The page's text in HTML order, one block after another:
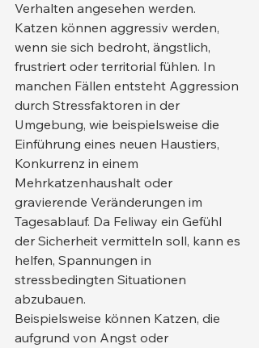
Verhalten angesehen werden.
Katzen können aggressiv werden,
wenn sie sich bedroht, ängstlich,
frustriert oder territorial fühlen. In
manchen Fällen entsteht Aggression
durch Stressfaktoren in der
Umgebung, wie beispielsweise die
Einführung eines neuen Haustiers,
Konkurrenz in einem
Mehrkatzenhaushalt oder
gravierende Veränderungen im
Tagesablauf. Da Feliway ein Gefühl
der Sicherheit vermitteln soll, kann es
helfen, Spannungen in
stressbedingten Situationen
abzubauen.
Beispielsweise können Katzen, die
aufgrund von Angst oder